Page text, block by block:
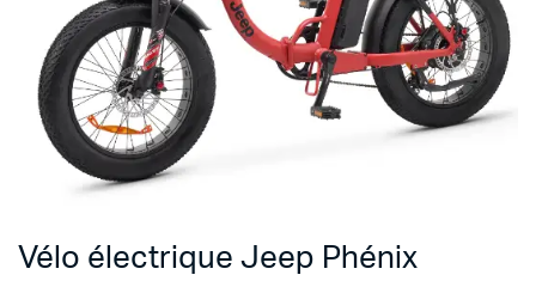
Vélo électrique Jeep Phénix